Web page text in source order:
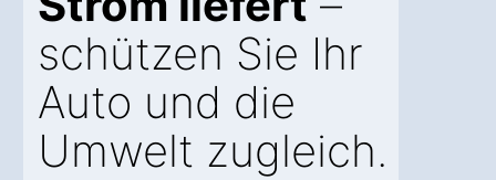
schützen Sie Ihr
Auto und die
Umwelt zugleich.